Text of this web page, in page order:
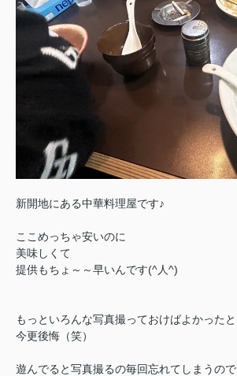
新開地にある中華料理屋です♪
ここめっちゃ安いのに
美味しくて
提供もちょ～～早いんです(^人^)
もっといろんな写真撮っておけばよかったと
今更後悔（笑）
遊んでると写真撮るの毎回忘れてしまうので